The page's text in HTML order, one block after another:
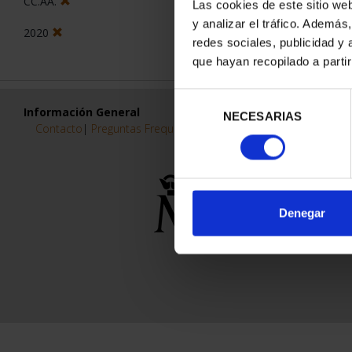
Las cookies de este sitio
y analizar el tráfico.
redes sociales, publicidad y
que hayan recopilado a
consentimiento
NECESARIAS
Denegar
2020
Información General
Contacto | Preguntas Frequentes (FAQs)